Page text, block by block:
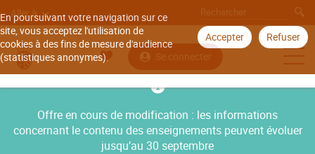
En poursuivant votre navigation sur ce
site, vous acceptez l'utilisation de
cookies à des fins de mesure d'audience
(statistiques anonymes).
Accepter Refuser
Aller à
Se connecter
Offre en cours de modification : les informations
concernant le contenu des enseignements peuvent évoluer
jusqu’au 30 septembre